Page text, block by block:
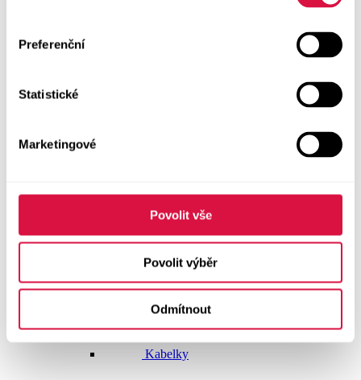
Preferenční
Statistické
Marketingové
Povolit vše
Povolit výběr
Odmítnout
Boty GEOX
Pásky
Peněženky
Kabelky